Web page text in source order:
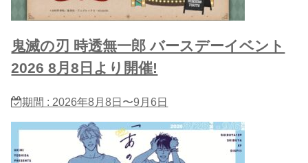
鬼滅の刃 時透無一郎 バースデーイベント
2026 8月8日より開催!
期間 : 2026年8月8日〜9月6日